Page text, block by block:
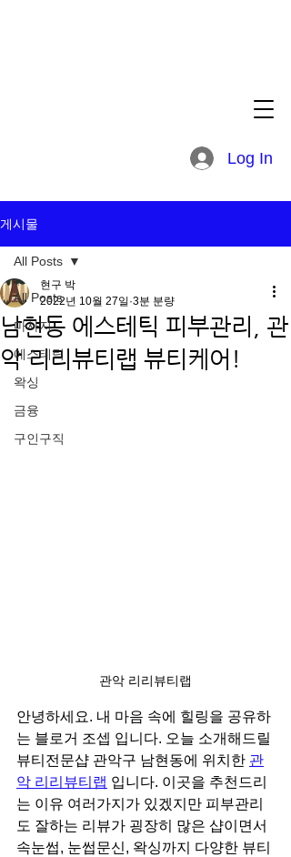
Log In
게시물
All Posts
마사지
에스테틱
왁싱
금융
구인구직
All Posts
남현동 에스테틱 피부관리, 관
악 리리뷰티랩 뷰티케어!
현구 박
2022년 10월 27일 3분 분량
관악 리리뷰티랩
안녕하세요. 내 마음 속에 힐링을 공유하
는 블로거 조셉 입니다. 오늘 소개해드릴
뷰티전문샵 관악구 남현동에 위치한 관
악 리리뷰티랩 입니다. 이곳을 추천드리
는 이유 여러가지가 있겠지만 피부관리
도 잘하는 리뷰가 굉장히 많은 샵이면서
속눈썹, 눈썹문신, 왁싱까지 다양한 뷰티